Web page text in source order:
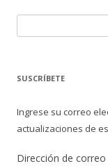
o
o
k
u
SUSCRÍBETE
Ingrese su correo
actualizaciones de
Dirección de correo